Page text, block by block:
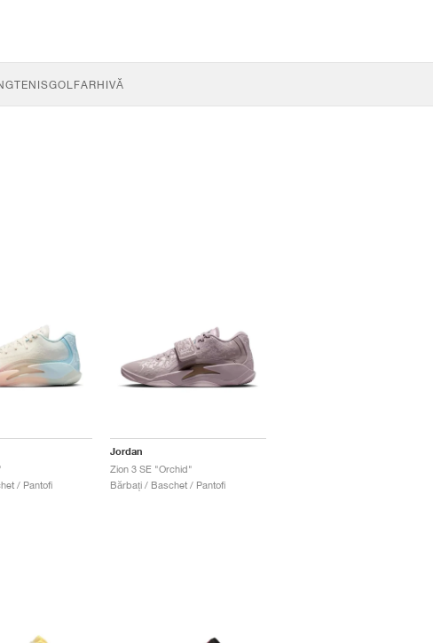
TENISGOLFARHIVĂ
/ Pantofi
Jordan
Zion 3 SE "Orchid"
Bărbați / Baschet / Pantofi